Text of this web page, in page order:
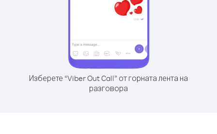
Изберете “Viber Out Call” от горната лента на
разговора